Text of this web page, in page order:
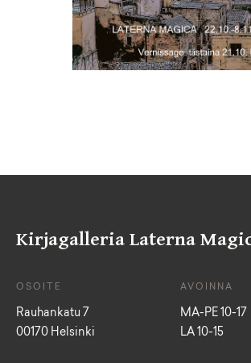
Kirjagalleria Laterna
OSOITE
Rauhankatu 7
00170 Helsinki
AVOINNA
MA-PE 10-17
LA 10-15